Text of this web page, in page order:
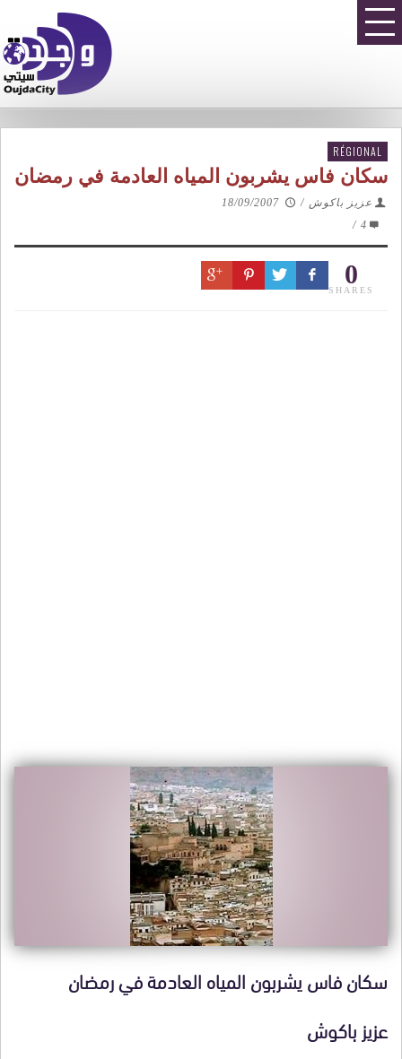
RÉGIONAL
سكان فاس يشربون المياه العادمة في رمضان
عزيز باكوش /
18/09/2007
4
/
0
SHARES
سكان فاس يشربون المياه العادمة في رمضان
عزيز باكوش